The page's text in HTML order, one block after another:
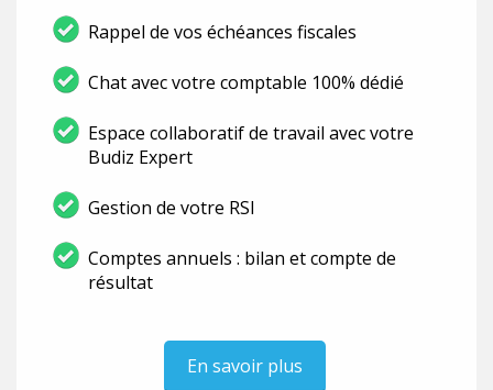
Rappel de vos échéances fiscales
Chat avec votre comptable 100% dédié
Espace collaboratif de travail avec votre
Budiz Expert
Gestion de votre RSI
Comptes annuels : bilan et compte de
résultat
En savoir plus